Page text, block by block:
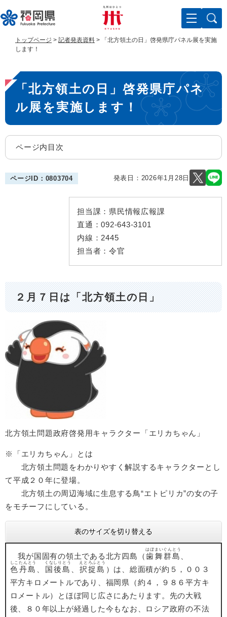
ー
ジ
す
。
ニ
ュ
し
て
へ
トップページ > 記者発表資料 >
「北方領土の日」啓発県庁パネル展を実施
します！
本
文
「北方領土の日」啓発県庁パネ
ル展を実施します！
ページ内目次
ページID：0803704 発表日： 2026年1月28日
担当課： 県民情報広報課
直通：092-643-3101
内線： 2445
担当者： 令官
２月７日は「北方領土の日」
北方領土問題政府啓発用キャラクター「エリカちゃん」
※「エリカちゃん」とは
北方領土問題をわかりやすく解説するキャラクターとし
て平成２０年に登場。
北方領土の周辺海域に生息する鳥“エトピリカ”の女の子
をモチーフにしている。
表のサイズを切り替える
我が国固有の領土である北方四島（歯舞群島
はぼまいぐんとう
色丹島
しこたんとう
国後島
くなしりとう
択捉島
えとろふとう
）は、総面積が約５，００３
平方キロメートルであり、福岡県（約４，９８６平方キ
ロメートル）とほぼ同じ広さにあたります。先の大戦
後、８０年以上が経過した今もなお、ロシア政府の不法